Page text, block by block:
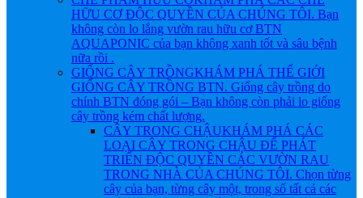
HỮU CƠ ĐỘC QUYỀN CỦA CHÚNG TÔI. Bạn
không còn lo lắng vườn rau hữu cơ BTN
AQUAPONIC của bạn không xanh tốt và sâu bệnh
nữa rồi .
GIỐNG CÂY TRỒNGKHÁM PHÁ THẾ GIỚI
GIỐNG CÂY TRỒNG BTN. Giống cây trồng do
chính BTN đóng gói – Bạn không còn phải lo giống
cây trồng kém chất lượng.
CÂY TRONG CHẬUKHÁM PHÁ CÁC
LOẠI CÂY TRONG CHẬU ĐỂ PHÁT
TRIỂN ĐỘC QUYỀN CÁC VƯỜN RAU
TRONG NHÀ CỦA CHÚNG TÔI. Chọn từng
cây của bạn, từng cây một, trong số tất cả các